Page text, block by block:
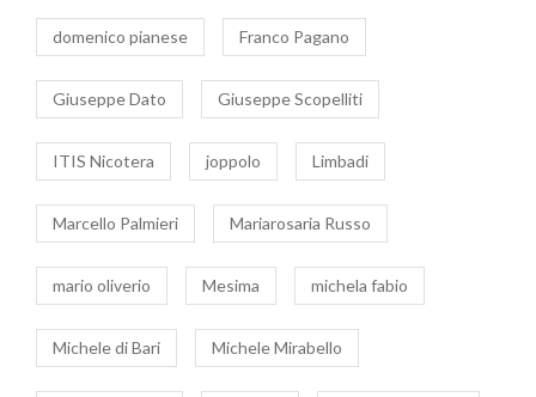
domenico pianese Franco Pagano
Giuseppe Dato Giuseppe Scopelliti
ITIS Nicotera joppolo Limbadi
Marcello Palmieri Mariarosaria Russo
mario oliverio Mesima michela fabio
Michele di Bari Michele Mirabello